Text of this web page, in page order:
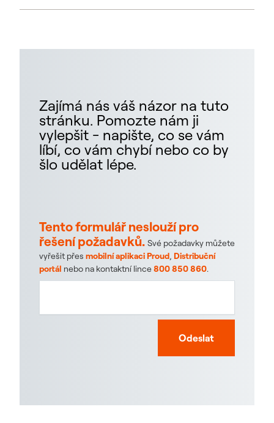
Zajímá nás váš názor na tuto
stránku. Pomozte nám ji
vylepšit - napište, co se vám
líbí, co vám chybí nebo co by
šlo udělat lépe.
Tento formulář neslouží pro
řešení požadavků. Své požadavky můžete
vyřešit přes mobilní aplikaci Proud, Distribuční
portál nebo na kontaktní lince800 850 860.
Odeslat